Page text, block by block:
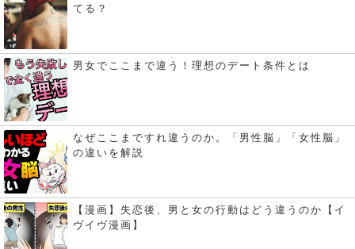
てる？
男女でここまで違う！理想のデート条件とは
なぜここまですれ違うのか。「男性脳」「女性脳」
の違いを解説
【漫画】失恋後、男と女の行動はどう違うのか【イ
ヴイヴ漫画】